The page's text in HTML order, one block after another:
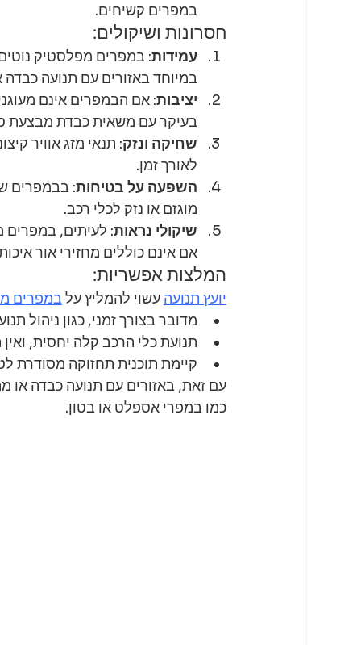
במפרים קשיחים.
חסרונות ושיקולים:
עמידות: במפרים מפלסטיק
במיוחד באזורים עם תנועה כבדה
יציבות: אם הבמפרים אינם
בעיקר עם משאית כבדת מבצעת
שחיקה ונזק: תנאי מזג אוויר
לאורך זמן.
השפעה על בטיחות: בבמפרים
מוגזם או נזק לכלי רכב.
שיקולי נראות: לעיתים, במפרים
אם אינם כוללים מחזירי אור
המלצות אפשריות:
יועץ תנועה עשוי להמליץ על במפרים
מדובר בצורך זמני, כגון ניהול
תנועת כלי הרכב קלה יחסית,
קיימת תוכנית תחזוקה מסודרת
עם זאת, באזורים עם תנועה כבדה או
כמו במפרי אספלט או בטון.